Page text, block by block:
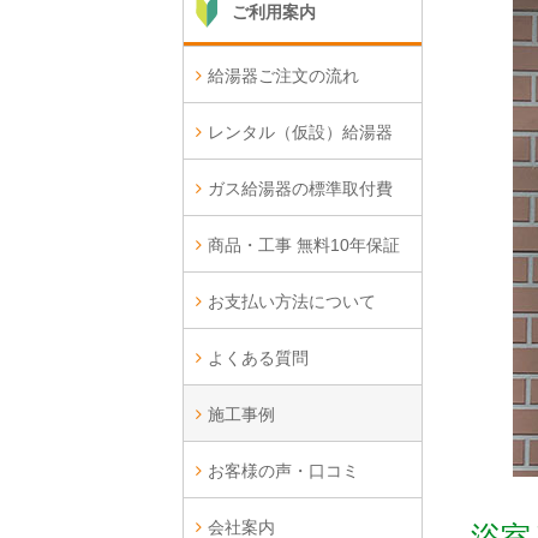
ご利用案内
給湯器ご注文の流れ
レンタル（仮設）給湯器
ガス給湯器の標準取付費
商品・工事 無料10年保証
お支払い方法について
よくある質問
施工事例
お客様の声・口コミ
会社案内